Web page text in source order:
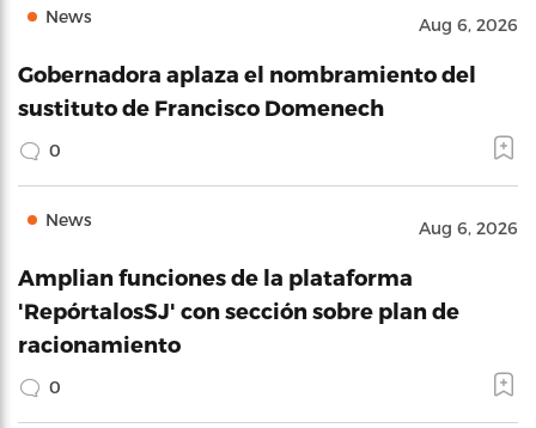
News Aug 6, 2026
Gobernadora aplaza el nombramiento del
sustituto de Francisco Domenech
0
News Aug 6, 2026
Amplian funciones de la plataforma
'RepórtalosSJ' con sección sobre plan de
racionamiento
0